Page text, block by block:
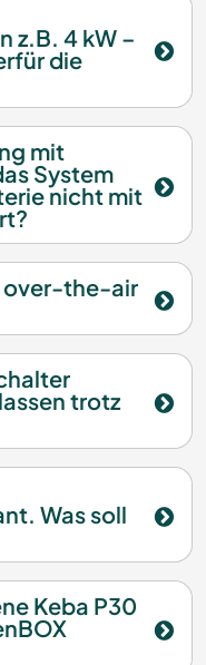
z.B. 4 kW –
die
mit
System
nicht mit
over-the-air
trotz
Was soll
Keba P30